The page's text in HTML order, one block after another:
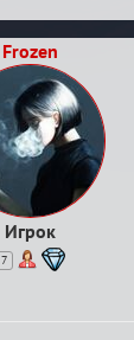
Frozen
Игрок
7